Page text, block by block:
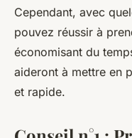
Cependant, avec
pouvez réussir à
économisant du
aideront à mettre en
et rapide.